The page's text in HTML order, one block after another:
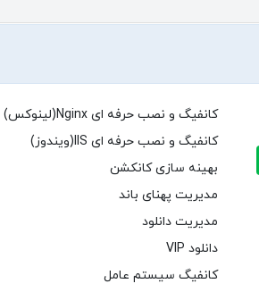
کانفیگ و نصب حرفه ای Nginx(لینوکس)
کانفیگ و نصب حرفه ای IIS(ویندوز)
بهینه سازی کانکشن
مدیریت پهنای باند
مدیریت دانلود
دانلود VIP
کانفیگ سیستم عامل